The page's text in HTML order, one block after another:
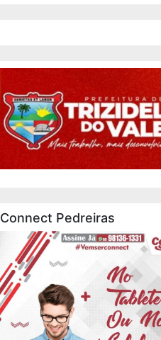
Connect Pedreiras